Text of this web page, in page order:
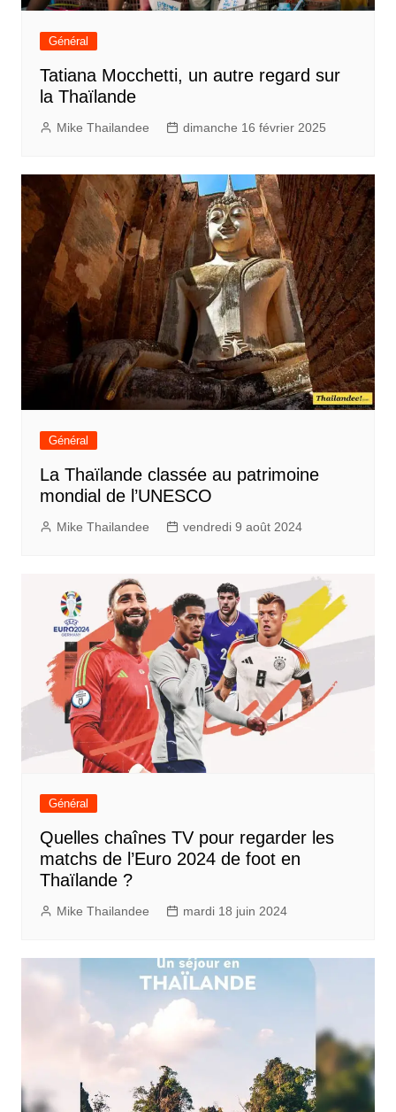
Général
Tatiana Mocchetti, un autre regard sur
la Thaïlande
Mike Thailandee dimanche 16 février 2025
Général
La Thaïlande classée au patrimoine
mondial de l’UNESCO
Mike Thailandee vendredi 9 août 2024
Général
Quelles chaînes TV pour regarder les
matchs de l’Euro 2024 de foot en
Thaïlande ?
Mike Thailandee mardi 18 juin 2024